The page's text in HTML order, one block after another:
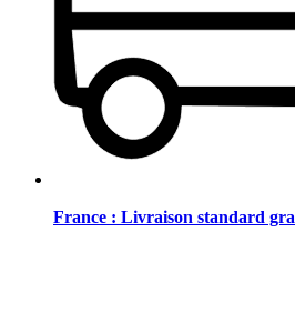
France : Livraison standard